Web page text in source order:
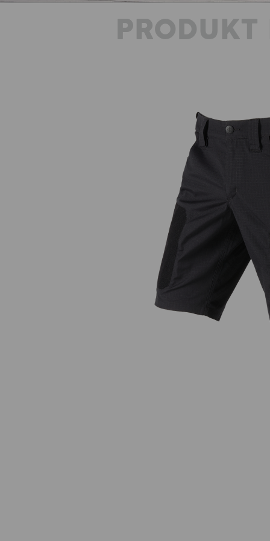
PRODUKT